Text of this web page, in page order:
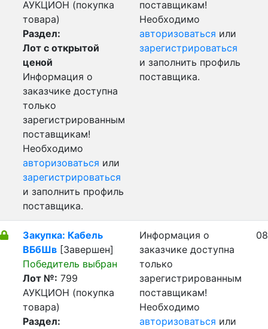
АУКЦИОН (покупка
товара)
Раздел:
Лот с открытой
ценой
Информация о
заказчике доступна
только
зарегистрированным
поставщикам!
Необходимо
авторизоваться или
зарегистрироваться
и заполнить профиль
поставщика.
поставщикам!
Необходимо
авторизоваться или
зарегистрироваться
и заполнить профиль
поставщика.
Закупка: Кабель
ВБбШв [Завершен]
Победитель выбран
Лот №: 799
АУКЦИОН (покупка
товара)
Раздел:
Информация о
заказчике доступна
только
зарегистрированным
поставщикам!
Необходимо
авторизоваться или